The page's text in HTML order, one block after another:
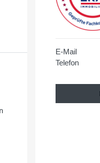
E-Mail
Telefon